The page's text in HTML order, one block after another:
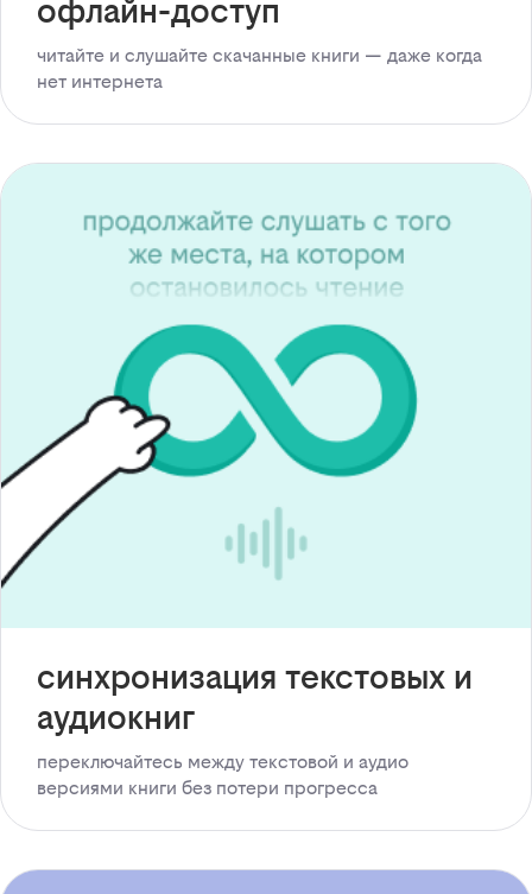
офлайн-доступ
читайте и слушайте скачанные книги — даже когда
нет интернета
синхронизация текстовых и
аудиокниг
переключайтесь между текстовой и аудио
версиями книги без потери прогресса